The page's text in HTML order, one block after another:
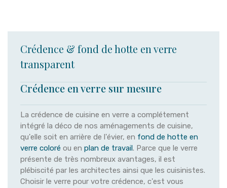
Crédence & fond de hotte en verre
transparent
Crédence en verre sur mesure
La crédence de cuisine en verre a complétement
intégré la déco de nos aménagements de cuisine,
qu'elle soit en arrière de l'évier, en fond de hotte en
verre coloré ou en plan de travail. Parce que le verre
présente de très nombreux avantages, il est
plébiscité par les architectes ainsi que les cuisinistes.
Choisir le verre pour votre crédence, c'est vous